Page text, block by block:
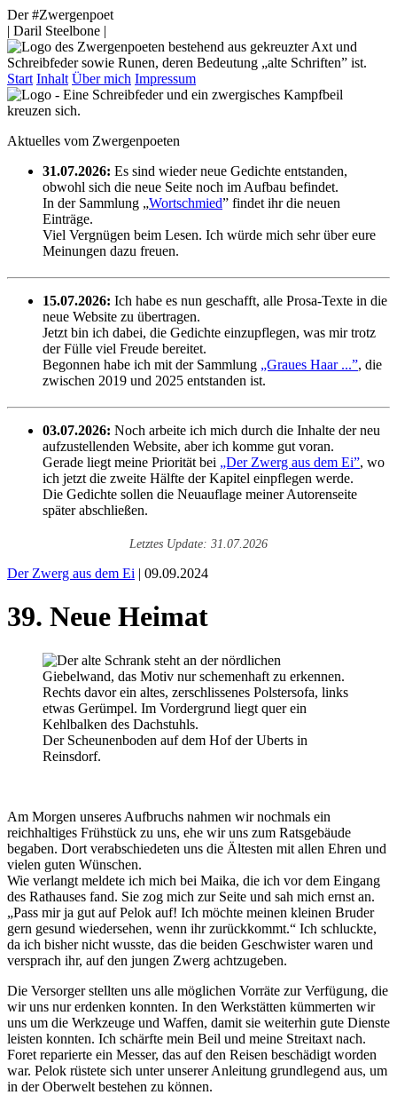
Der #Zwergenpoet
| Daril Steelbone |
Start Inhalt Über mich Impressum
Aktuelles vom Zwergenpoeten
31.07.2026: Es sind wieder neue Gedichte entstanden,
obwohl sich die neue Seite noch im Aufbau befindet.
In der Sammlung „Wortschmied” findet ihr die neuen
Einträge.
Viel Vergnügen beim Lesen. Ich würde mich sehr über eure
Meinungen dazu freuen.
15.07.2026: Ich habe es nun geschafft, alle Prosa-Texte in die
neue Website zu übertragen.
Jetzt bin ich dabei, die Gedichte einzupflegen, was mir trotz
der Fülle viel Freude bereitet.
Begonnen habe ich mit der Sammlung „Graues Haar ...”, die
zwischen 2019 und 2025 entstanden ist.
03.07.2026: Noch arbeite ich mich durch die Inhalte der neu
aufzustellenden Website, aber ich komme gut voran.
Gerade liegt meine Priorität bei „Der Zwerg aus dem Ei”, wo
ich jetzt die zweite Hälfte der Kapitel einpflegen werde.
Die Gedichte sollen die Neuauflage meiner Autorenseite
später abschließen.
Letztes Update: 31.07.2026
Der Zwerg aus dem Ei | 09.09.2024
39. Neue Heimat
Der Scheunenboden auf dem Hof der Uberts in
Reinsdorf.
Am Morgen unseres Aufbruchs nahmen wir nochmals ein
reichhaltiges Frühstück zu uns, ehe wir uns zum Ratsgebäude
begaben. Dort verabschiedeten uns die Ältesten mit allen Ehren und
vielen guten Wünschen.
Wie verlangt meldete ich mich bei Maika, die ich vor dem Eingang
des Rathauses fand. Sie zog mich zur Seite und sah mich ernst an.
„Pass mir ja gut auf Pelok auf! Ich möchte meinen kleinen Bruder
gern gesund wiedersehen, wenn ihr zurückkommt.“ Ich schluckte,
da ich bisher nicht wusste, das die beiden Geschwister waren und
versprach ihr, auf den jungen Zwerg achtzugeben.
Die Versorger stellten uns alle möglichen Vorräte zur Verfügung, die
wir uns nur erdenken konnten. In den Werkstätten kümmerten wir
uns um die Werkzeuge und Waffen, damit sie weiterhin gute Dienste
leisten konnten. Ich schärfte mein Beil und meine Streitaxt nach.
Foret reparierte ein Messer, das auf den Reisen beschädigt worden
war. Pelok rüstete sich unter unserer Anleitung grundlegend aus, um
in der Oberwelt bestehen zu können.